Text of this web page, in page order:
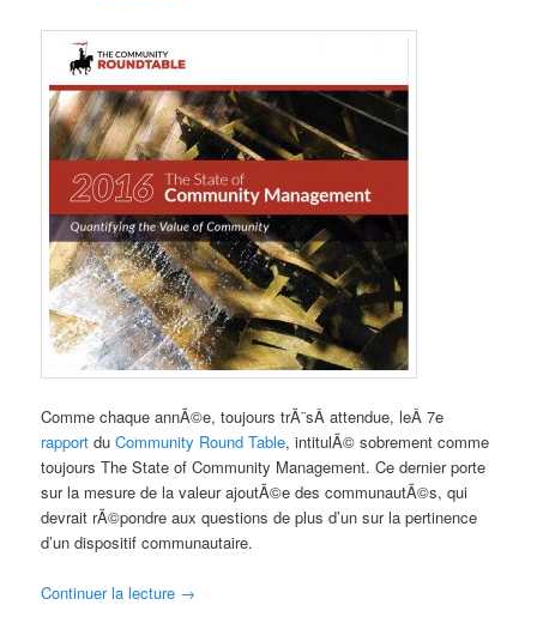
Comme chaque annÃ©e, toujours trÃ¨sÂ attendue, leÂ 7e
rapport duCommunity Round Table, intitulÃ© sobrement comme
toujours The State of Community Management. Ce dernier porte
sur la mesure de la valeur ajoutÃ©e des communautÃ©s, qui
devrait rÃ©pondre aux questions de plus d’un sur la pertinence
d’un dispositif communautaire.
Continuer la lecture →